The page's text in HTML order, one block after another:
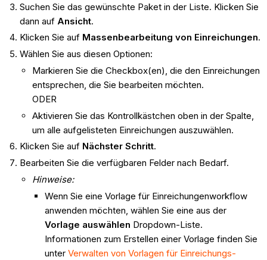
Suchen Sie das gewünschte Paket in der Liste. Klicken Sie
dann auf Ansicht.
Klicken Sie auf Massenbearbeitung von Einreichungen.
Wählen Sie aus diesen Optionen:
Markieren Sie die Checkbox(en), die den Einreichungen
entsprechen, die Sie bearbeiten möchten.
ODER
Aktivieren Sie das Kontrollkästchen oben in der Spalte,
um alle aufgelisteten Einreichungen auszuwählen.
Klicken Sie auf Nächster Schritt.
Bearbeiten Sie die verfügbaren Felder nach Bedarf.
Hinweise:
Wenn Sie eine Vorlage für Einreichungenworkflow
anwenden möchten, wählen Sie eine aus der
Vorlage auswählen Dropdown-Liste.
Informationen zum Erstellen einer Vorlage finden Sie
unter Verwalten von Vorlagen für Einreichungs-